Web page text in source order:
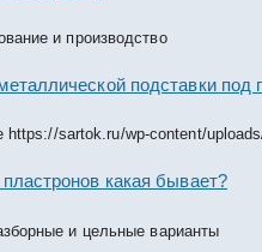
и производство
подставки
https://sartok.ru/wp-content/
какая бывает?
и цельные варианты